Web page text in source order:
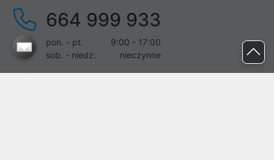
664 999 933
pon. - pt.
9:00 - 17:00
sob. - niedz.
nieczynne